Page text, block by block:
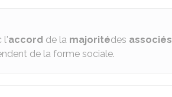
l'accord de la majoritédes associés
de la forme sociale.